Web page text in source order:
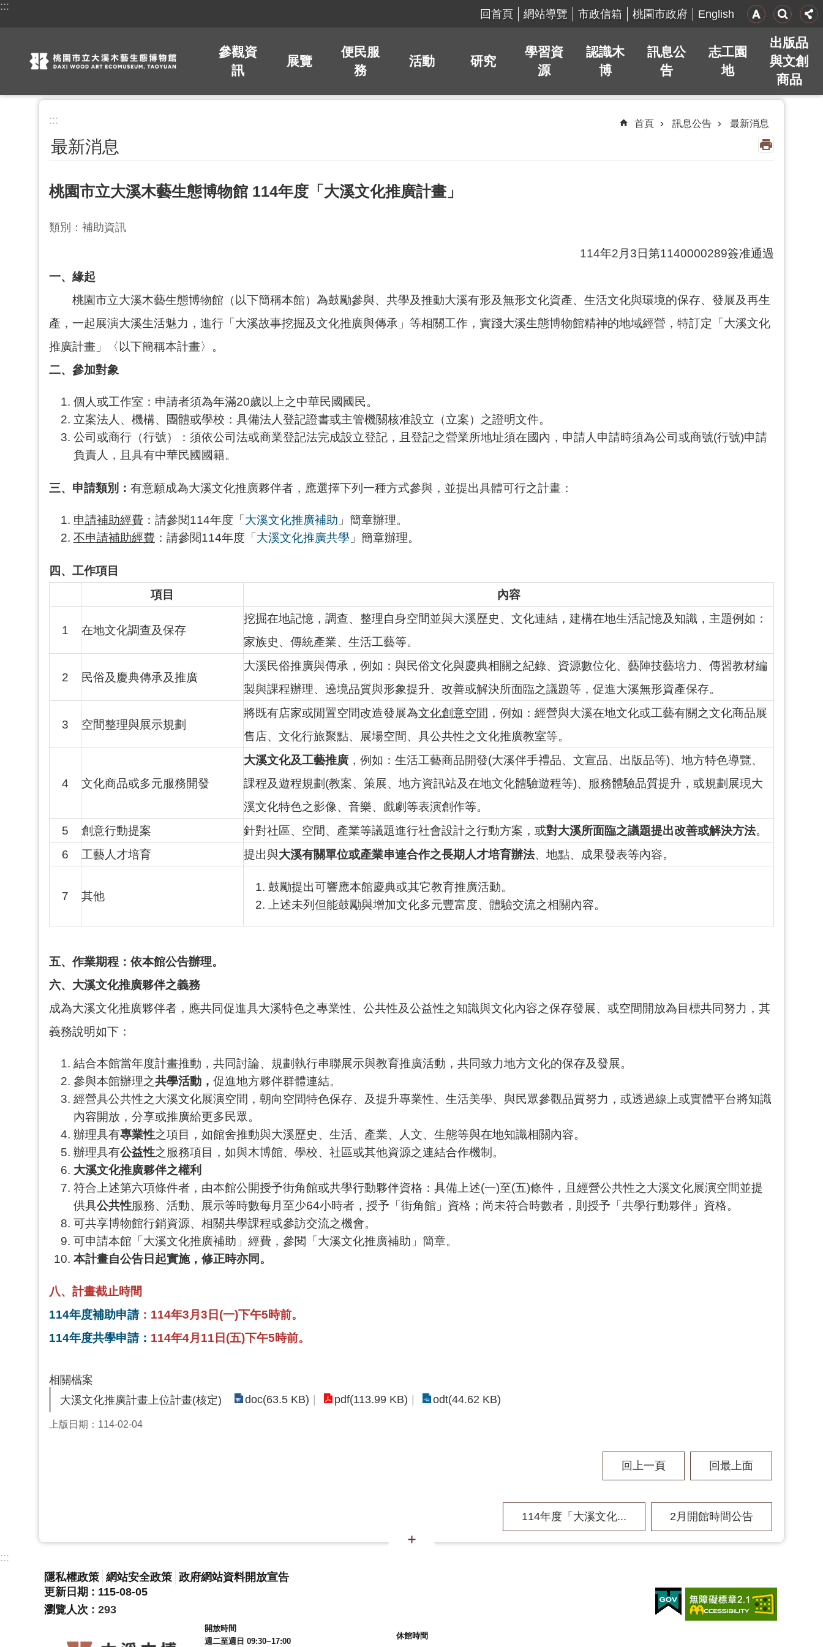
跳到主要內容區塊
:::
回首頁 網站導覽 市政信箱 桃園市政府 English
參觀資
訊
展覽
便民服
務
活動 研究
學習資
源
認識木
博
訊息公
告
志工園
地
出版品
與文創
商品
::: 首頁 訊息公告 最新消息
最新消息
桃園市立大溪木藝生態博物館 114年度「大溪文化推廣計畫」
類別：補助資訊
114年2月3日第1140000289簽准通過
一、緣起
桃園市立大溪木藝生態博物館（以下簡稱本館）為鼓勵參與、共學及推動大溪有形及無形文化資產、生活文化與環境的保存、發展及再生
產，一起展演大溪生活魅力，進行「大溪故事挖掘及文化推廣與傳承」等相關工作，實踐大溪生態博物館精神的地域經營，特訂定「大溪文化
推廣計畫」〈以下簡稱本計畫〉。
二、參加對象
個人或工作室：申請者須為年滿20歲以上之中華民國國民。
立案法人、機構、團體或學校：具備法人登記證書或主管機關核准設立（立案）之證明文件。
公司或商行（行號）：須依公司法或商業登記法完成設立登記，且登記之營業所地址須在國內，申請人申請時須為公司或商號(行號)申請
負責人，且具有中華民國國籍。
三、申請類別： 有意願成為大溪文化推廣夥伴者，應選擇下列一種方式參與，並提出具體可行之計畫：
申請補助經費 ：請參閱114年度「大溪文化推廣補助 」簡章辦理。
不申請補助經費 ：請參閱114年度「大溪文化推廣共學 」簡章辦理。
四、工作項目
項目
內容
1 在地文化調查及保存
挖掘在地記憶，調查、整理自身空間並與大溪歷史、文化連結，建構在地生活記憶及知識，主題例如：
家族史、傳統產業、生活工藝等。
2 民俗及慶典傳承及推廣
大溪民俗推廣與傳承，例如：與民俗文化與慶典相關之紀錄、資源數位化、藝陣技藝培力、傳習教材編
製與課程辦理、遶境品質與形象提升、改善或解決所面臨之議題等，促進大溪無形資產保存。
3 空間整理與展示規劃
將既有店家或閒置空間改造發展為文化創意空間 ，例如：經營與大溪在地文化或工藝有關之文化商品展
售店、文化行旅聚點、展場空間、具公共性之文化推廣教室等。
4 文化商品或多元服務開發
大溪文化及工藝推廣 ，例如：生活工藝商品開發(大溪伴手禮品、文宣品、出版品等)、地方特色導覽、
課程及遊程規劃(教案、策展、地方資訊站及在地文化體驗遊程等)、服務體驗品質提升，或規劃展現大
溪文化特色之影像、音樂、戲劇等表演創作等。
5
創意行動提案 針對社區、空間、產業等議題進行社會設計之行動方案，或對大溪所面臨之議題提出改善或解決方法。
6
工藝人才培育 提出與大溪有關單位或產業串連合作之長期人才培育辦法、地點、成果發表等內容。
7 其他
鼓勵提出可響應本館慶典或其它教育推廣活動。
上述未列但能鼓勵與增加文化多元豐富度、體驗交流之相關內容。
五、作業期程：依本館公告辦理。
六、大溪文化推廣夥伴之義務
成為大溪文化推廣夥伴者，應共同促進具大溪特色之專業性、公共性及公益性之知識與文化內容之保存發展、或空間開放為目標共同努力，其
義務說明如下：
結合本館當年度計畫推動，共同討論、規劃執行串聯展示與教育推廣活動，共同致力地方文化的保存及發展。
參與本館辦理之共學活動， 促進地方夥伴群體連結。
經營具公共性之大溪文化展演空間，朝向空間特色保存、及提升專業性、生活美學、與民眾參觀品質努力，或透過線上或實體平台將知識
內容開放，分享或推廣給更多民眾。
辦理具有專業性之項目，如館舍推動與大溪歷史、生活、產業、人文、生態等與在地知識相關內容。
辦理具有公益性之服務項目，如與木博館、學校、社區或其他資源之連結合作機制。
大溪文化推廣夥伴之權利
符合上述第六項條件者，由本館公開授予街角館或共學行動夥伴資格：具備上述(一)至(五)條件，且經營公共性之大溪文化展演空間並提
供具公共性服務、活動、展示等時數每月至少64小時者，授予「街角館」資格；尚未符合時數者，則授予「共學行動夥伴」資格。
可共享博物館行銷資源、相關共學課程或參訪交流之機會。
可申請本館「大溪文化推廣補助」經費，參閱「大溪文化推廣補助」簡章。
本計畫自公告日起實施，修正時亦同。
八、計畫截止時間
114年度補助申請：114年3月3日(一)下午5時前。
114年度共學申請： 114年4月11日(五)下午5時前。
相關檔案
大溪文化推廣計畫上位計畫(核定)
doc(63.5 KB) pdf(113.99 KB) odt(44.62 KB)
上版日期：114-02-04
回上一頁 回最上面
114年度「大溪文化... 2月開館時間公告
:::
隱私權政策 網站安全政策 政府網站資料開放宣告
更新日期
115-08-05
瀏覽人次
293
開放時間
週二至週日 09:30~17:00
休館時間